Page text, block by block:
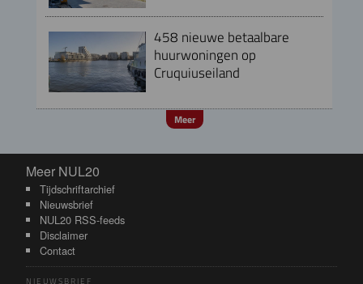
458 nieuwe betaalbare
huurwoningen op
Cruquiuseiland
Meer
Meer NUL20
Meer NUL20
Tijdschriftarchief
Nieuwsbrief
NUL20 RSS-feeds
Disclaimer
Contact
NIEUWSBRIEF